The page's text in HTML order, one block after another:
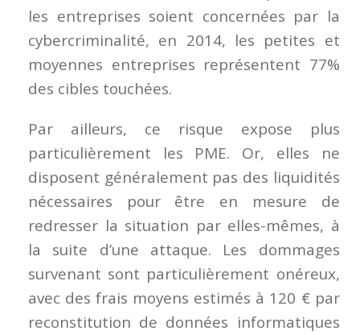
les entreprises soient concernées par la
cybercriminalité, en 2014, les petites et
moyennes entreprises représentent 77%
des cibles touchées.
Par ailleurs, ce risque expose plus
particulièrement les PME. Or, elles ne
disposent généralement pas des liquidités
nécessaires pour être en mesure de
redresser la situation par elles-mêmes, à
la suite d’une attaque. Les dommages
survenant sont particulièrement onéreux,
avec des frais moyens estimés à 120 € par
reconstitution de données informatiques